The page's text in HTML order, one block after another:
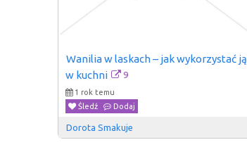
Wanilia w laskach – jak wykorzystać ją
w kuchni
9
1 rok temu
Śledź
Dodaj
Dorota Smakuje